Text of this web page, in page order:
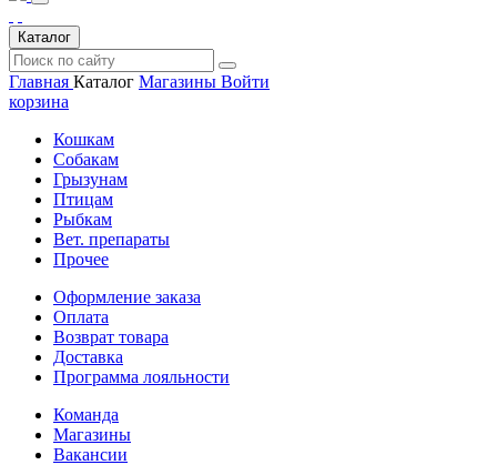
Каталог
Главная Каталог Магазины Войти
корзина
Кошкам
Собакам
Грызунам
Птицам
Рыбкам
Вет. препараты
Прочее
Оформление заказа
Оплата
Возврат товара
Доставка
Программа лояльности
Команда
Магазины
Вакансии